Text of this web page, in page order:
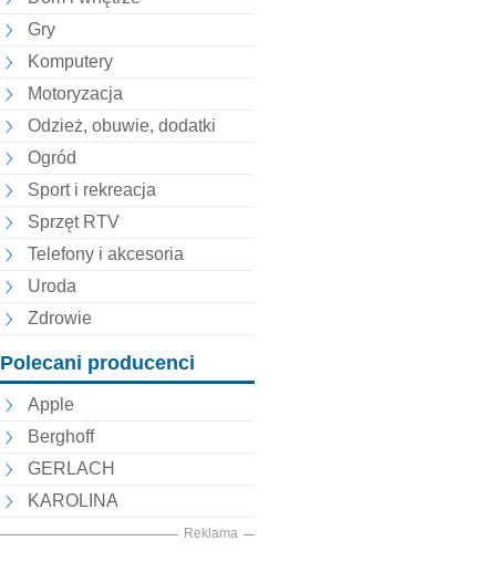
Gry
Komputery
Motoryzacja
Odzież, obuwie, dodatki
Ogród
Sport i rekreacja
Sprzęt RTV
Telefony i akcesoria
Uroda
Zdrowie
Polecani producenci
Apple
Berghoff
GERLACH
KAROLINA
Reklama